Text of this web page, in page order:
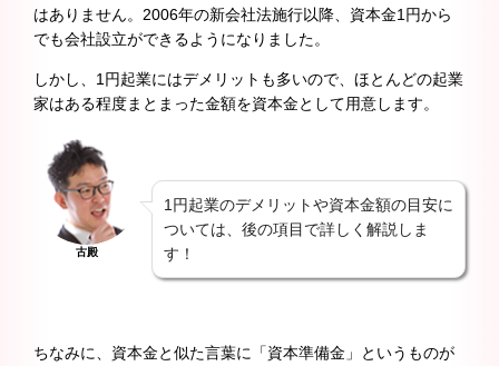
はありません。2006年の新会社法施行以降、資本金1円から
でも会社設立ができるようになりました。
しかし、1円起業にはデメリットも多いので、ほとんどの起業
家はある程度まとまった金額を資本金として用意します。
古殿
1円起業のデメリットや資本金額の目安に
ついては、後の項目で詳しく解説しま
す！
ちなみに、資本金と似た言葉に「資本準備金」というものが